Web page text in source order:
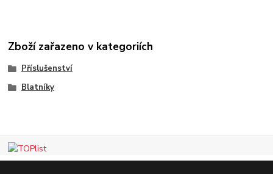
Zboží zařazeno v kategoriích
Příslušenství
Blatníky